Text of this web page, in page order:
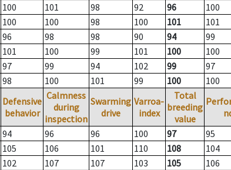
100 101 98 92 96
100
100 100 98 100 101
101
96 98 98 90 94
99
101 100 99 101 100
100
97 99 94 102 99
97
98 100 101 99 100 100
Defensive
behavior
Calmness
during
inspection
Swarming
drive
Varroa-
index
Total
breeding
value
94 96 96 100 97
95
105 106 101 110 108
104
102 107 107 103 105
106